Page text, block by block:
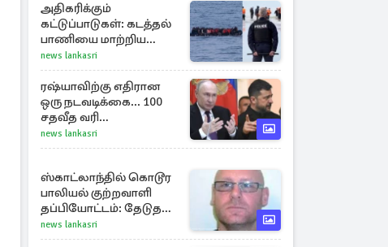
அதிகரிக்கும்
கட்டுப்பாடுகள்: கடத்தல்
பாணியை மாற்றிய
ஆட்கடத்தல்காரர்கள்
news lankasri
ரஷ்யாவிற்கு எதிரான
ஒரு நடவடிக்கை... 100
சதவீத வரி
அச்சுறுத்தலில் சீனாவும்
இந்தியாவும்
news lankasri
ஸ்காட்லாந்தில் கொடூர
பாலியல் குற்றவாளி
தப்பியோட்டம்: தேடுதல்
வேட்டையில்
காவல்துறையினர்
news lankasri